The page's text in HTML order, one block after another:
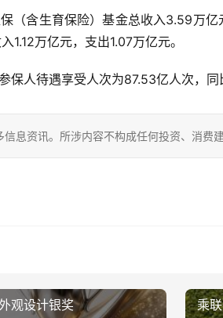
（含生育保险）基金总收入3.59万
万亿元，支出1.07万亿元。
人待遇享受人次为87.53亿人次，同
息资讯。所涉内容不构成任何投资、消费
观设计银奖 乘